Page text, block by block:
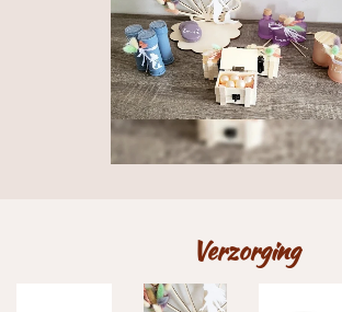
Verzorging